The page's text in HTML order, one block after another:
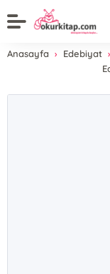
Anasayfa Edebiyat